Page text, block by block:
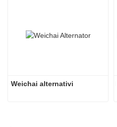
Weichai alternativi